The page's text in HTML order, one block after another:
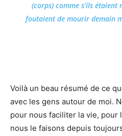
(corps) comme s’ils étaient
foutaient de mourir demain
Voilà un beau résumé de ce
avec les gens autour de moi.
pour nous faciliter la vie, pour
nous le faisons depuis